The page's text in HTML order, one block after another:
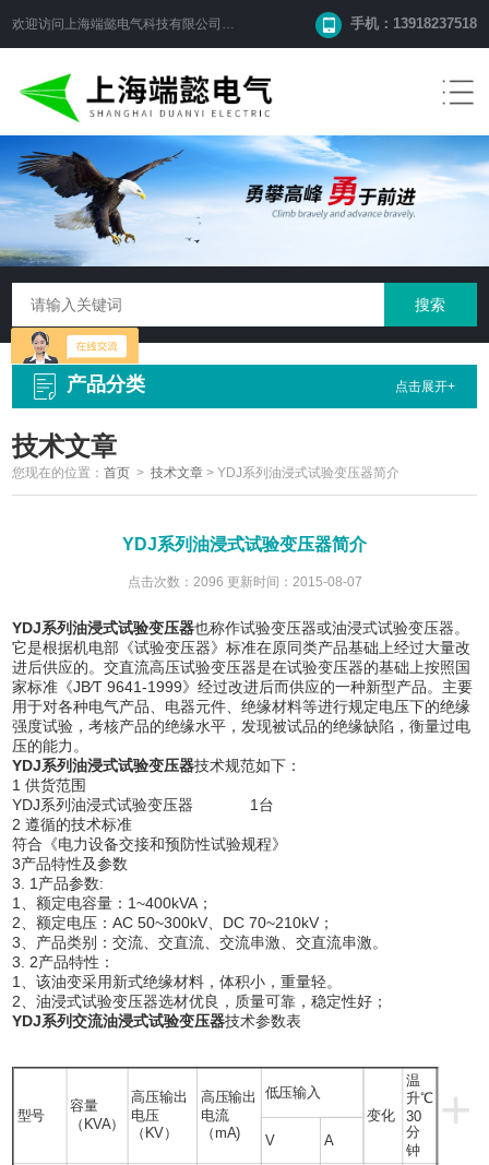
欢迎访问 上海端懿电气科技有限公司 网站！ 手机：13918237518
产品分类 点击展开+
技术文章
您现在的位置：首页 >技术文章 >YDJ系列油浸式试验变压器简介
YDJ系列油浸式试验变压器简介
点击次数：2096 更新时间：2015-08-07
YDJ系列油浸式试验变压器也称作试验变压器或油浸式试验变压器。
它是根据机电部《试验变压器》标准在原同类产品基础上经过大量改
进后供应的。交直流高压试验变压器是在试验变压器的基础上按照国
家标准《JB∕T 9641-1999》经过改进后而供应的一种新型产品。主要
用于对各种电气产品、电器元件、绝缘材料等进行规定电压下的绝缘
强度试验，考核产品的绝缘水平，发现被试品的绝缘缺陷，衡量过电
压的能力。
YDJ系列油浸式试验变压器技术规范如下：
1 供货范围
YDJ系列油浸式试验变压器 1台
2 遵循的技术标准
符合《电力设备交接和预防性试验规程》
3产品特性及参数
3. 1产品参数:
1、额定电容量：1~400kVA；
2、额定电压：AC 50~300kV、DC 70~210kV；
3、产品类别：交流、交直流、交流串激、交直流串激。
3. 2产品特性：
1、该油变采用新式绝缘材料，体积小，重量轻。
2、油浸式试验变压器选材优良，质量可靠，稳定性好；
YDJ系列交流油浸式试验变压器技术参数表
+
型号
容量
（KVA）
高压输出
电压
（KV）
高压输出
电流
（mA)
低压输入
变化
温
升℃
30
分
钟
V A